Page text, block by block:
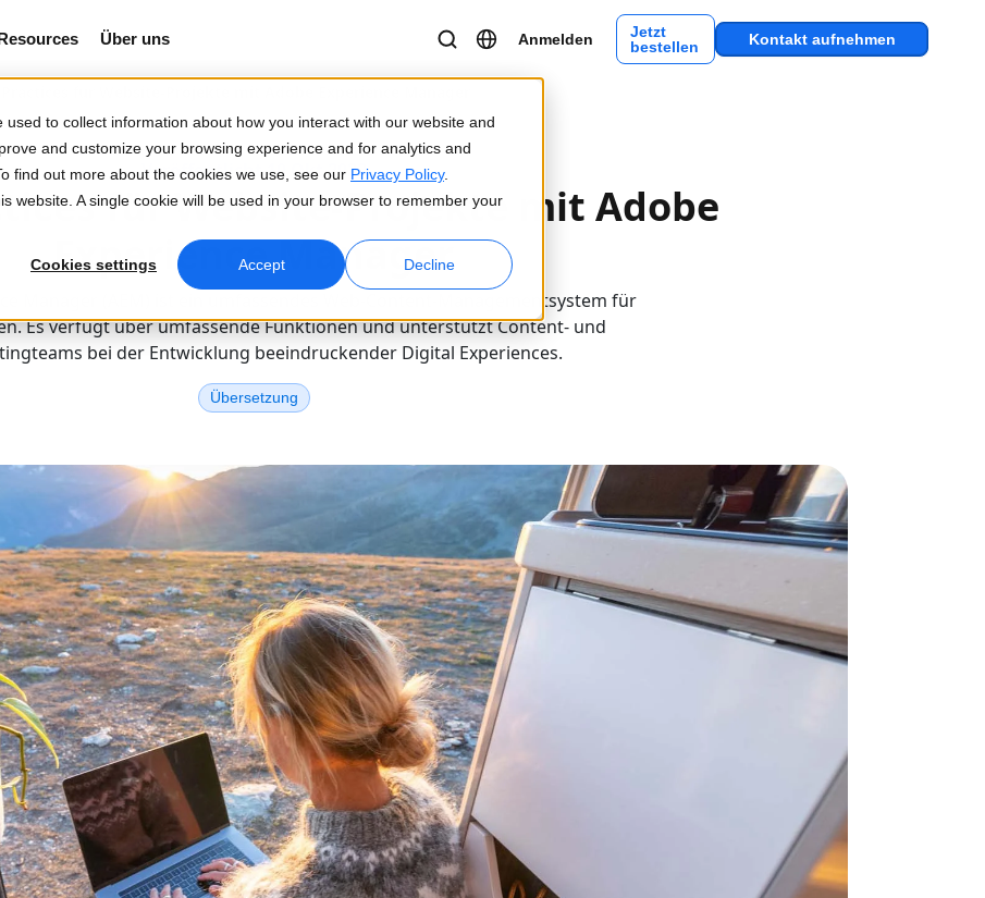
to collect information about how you interact with our website and
and customize your browsing experience and for analytics and
find out more about the cookies we use, see our Privacy Policy.
website. A single cookie will be used in your browser to remember your
Cookies settings Accept Decline
Über uns Anmelden
Jetzt
bestellen
Kontakt aufnehmen
Veröffentlicht 10 Okt 2022
für Website-Projekte mit Adobe
Experience Manager
Manager (AEM) ist ein umfassendes Web-Content-Managementsystem für
Es verfügt über umfassende Funktionen und unterstützt Content- und
bei der Entwicklung beeindruckender Digital Experiences.
Übersetzung